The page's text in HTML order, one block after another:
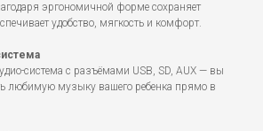
эргономичной форме сохраняет
удобство, мягкость и комфорт.
система с разъёмами USB, SD, AUX — вы
любимую музыку вашего ребенка прямо в